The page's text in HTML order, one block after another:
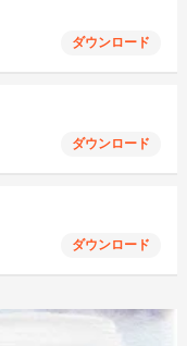
ダウンロード
ダウンロード
ダウンロード